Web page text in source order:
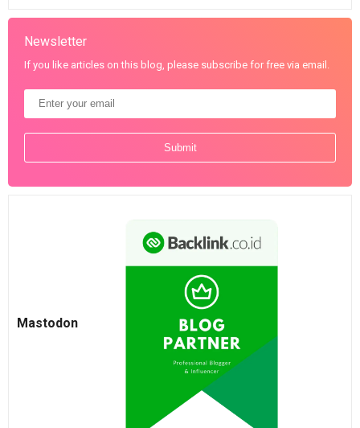
Newsletter
If you like articles on this blog, please subscribe for free via email.
Mastodon